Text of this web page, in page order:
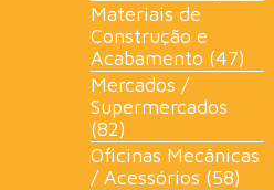
Materiais de
Construção e
Acabamento (47)
Mercados /
Supermercados
(82)
Oficinas Mecânicas
/ Acessórios (58)